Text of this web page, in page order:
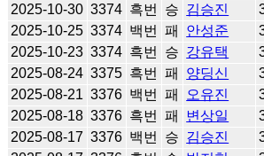
2025-10-30 3374 흑번 승 김승진
2025-10-25 3374 백번 패 안성준
2025-10-23 3374 흑번 승 강유택
2025-08-24 3375 흑번 패 양딩신
2025-08-21 3376 백번 패 오유진
2025-08-18 3376 흑번 패 변상일
2025-08-17 3376 백번 승 김승진